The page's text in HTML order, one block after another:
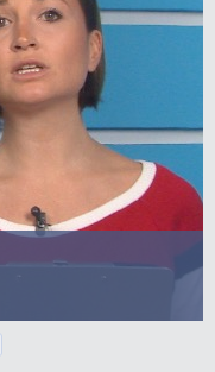
sarebbe pronto
esuberi.
ma un aiuto
Popolare,
‘Nasce il terzo
mette al riparo
punti sulla
in
- Inauguratala
‘Continuiamo
e agguerriti’ -
piano
e tv